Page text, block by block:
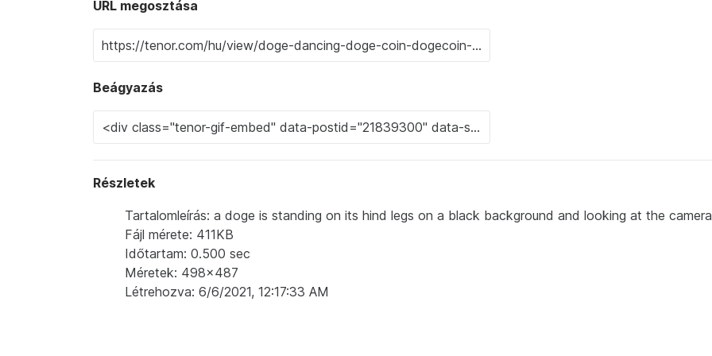
URL megosztása
Beágyazás
Részletek
Tartalomleírás: a doge is standing on its hind legs on a black background and looking at the
Fájl mérete: 411KB
Időtartam: 0.500 sec
Méretek: 498x487
Létrehozva: 6/6/2021, 12:17:33 AM